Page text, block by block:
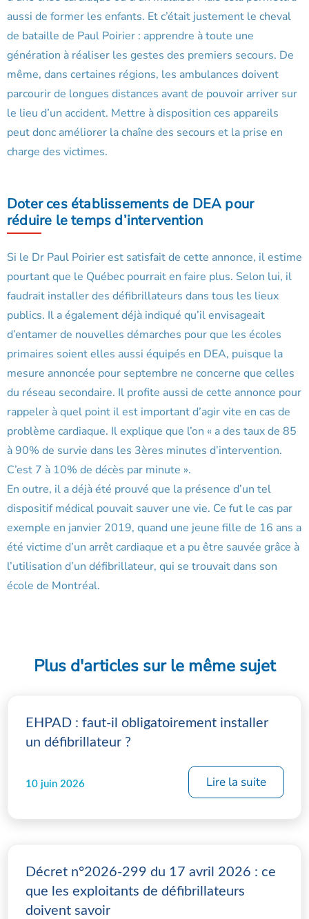
aussi de former les enfants. Et c’était justement le cheval
de bataille de Paul Poirier : apprendre à toute une
génération à réaliser les gestes des premiers secours. De
même, dans certaines régions, les ambulances doivent
parcourir de longues distances avant de pouvoir arriver sur
le lieu d’un accident. Mettre à disposition ces appareils
peut donc améliorer la chaîne des secours et la prise en
charge des victimes.
Doter ces établissements de DEA pour
réduire le temps d’intervention
Si le Dr Paul Poirier est satisfait de cette annonce, il estime
pourtant que le Québec pourrait en faire plus. Selon lui, il
faudrait installer des défibrillateurs dans tous les lieux
publics. Il a également déjà indiqué qu’il envisageait
d’entamer de nouvelles démarches pour que les écoles
primaires soient elles aussi équipés en DEA, puisque la
mesure annoncée pour septembre ne concerne que celles
du réseau secondaire. Il profite aussi de cette annonce pour
rappeler à quel point il est important d’agir vite en cas de
problème cardiaque. Il explique que l’on « a des taux de 85
à 90% de survie dans les 3ères minutes d’intervention.
C’est 7 à 10% de décès par minute ».
En outre, il a déjà été prouvé que la présence d’un tel
dispositif médical pouvait sauver une vie. Ce fut le cas par
exemple en janvier 2019, quand une jeune fille de 16 ans a
été victime d’un arrêt cardiaque et a pu être sauvée grâce à
l’utilisation d’un défibrillateur, qui se trouvait dans son
école de Montréal.
Plus d'articles sur le même sujet
EHPAD : faut-il obligatoirement installer
un défibrillateur ?
10 juin 2026 Lire la suite
Décret n°2026-299 du 17 avril 2026 : ce
que les exploitants de défibrillateurs
doivent savoir